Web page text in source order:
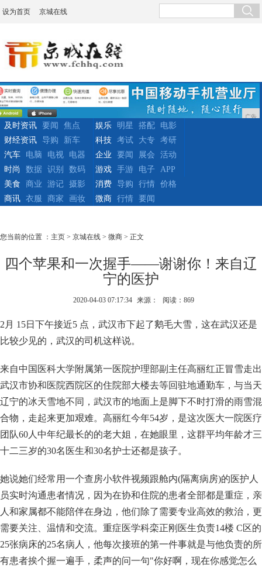
设为首页 京城在线
广告
及时资讯 要闻
焦点
财经资讯
导购 新车
娱乐 明星 搭配
电影
科技
考试 大专
考研
汽车
电脑 电视
电器
时尚
数据 识别 数码
企业 要闻 展会
活动
游戏
手游 电子
APP
美食
商业 游记
摄影
商讯
衣服 商家 画妆
消费 导购 行情
价格
微商
行情 要闻
您当前的位置 ： 主页 > 京城在线 > 微商 > 正文
四个苹果和一次握手——谢谢你！来自辽
宁的医护
2020-04-03 07:17:34 来源： 阅读：869
2月 15日下午接近5 点，武汉市下起了鹅毛大雪，这在武汉还是
比较少见的，武汉的司机这样说。
来自中国医科大学附属第一医院护理部副主任高丽红正冒雪走出
武汉市协和医院西院区的住院部大楼去等回驻地通勤车，与当天
辽宁的冰天雪地不同，武汉市的地面上是脚下不时打滑的雨雪混
合物，走起来更加艰难。高丽红今年54岁，是这次医大一院医疗
团队60人中年纪最长的的老大姐，在她眼里，这群平均年龄才三
十二三岁的30名医生和30名护士还都是孩子。
她说她们经常用一个查房小软件视频跟舱内(隔离病房)的医护人
员实时沟通患者情况，因为在协和住院的患者全部都是重症，亲
人和家属都不能陪伴在身边，他们除了需要专业高效的救治，更
需要关注、温情和交流。重症医学科栾正刚医生负责14楼 C区的
25张病床的25名病人，他每次接班的第一件事就是与他负责的所
有患者挨个握一遍手，柔声的问一句"你好啊，现在你感觉怎么